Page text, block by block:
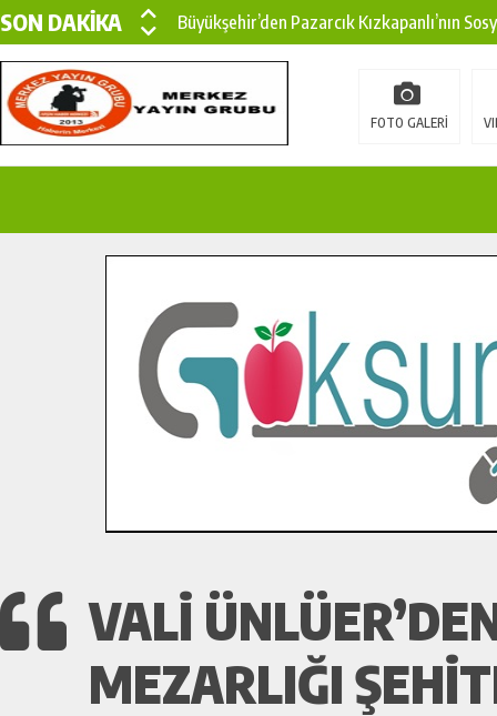
SON DAKİKA
Büyükşehir’den Pazarcık Kızkapanlı’nın
Büyükşehir’den Pazarcık Kırsalına Modern
Çin’den KSÜ’ye Uluslararası Başarı:
İlçe Jandarma Komutanı Karakaya’dan
Bertiz’in Yeni Köprüsünde Sona Doğru.
FOTO GALERİ
VALI
MEZARLIĞI